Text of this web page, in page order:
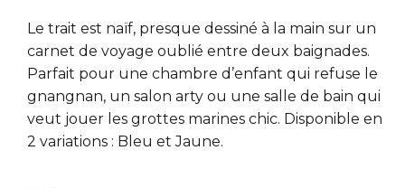
Le trait est naïf, presque dessiné à la main sur un
carnet de voyage oublié entre deux baignades.
Parfait pour une chambre d’enfant qui refuse le
gnangnan, un salon arty ou une salle de bain qui
veut jouer les grottes marines chic. Disponible en
2 variations : Bleu et Jaune.